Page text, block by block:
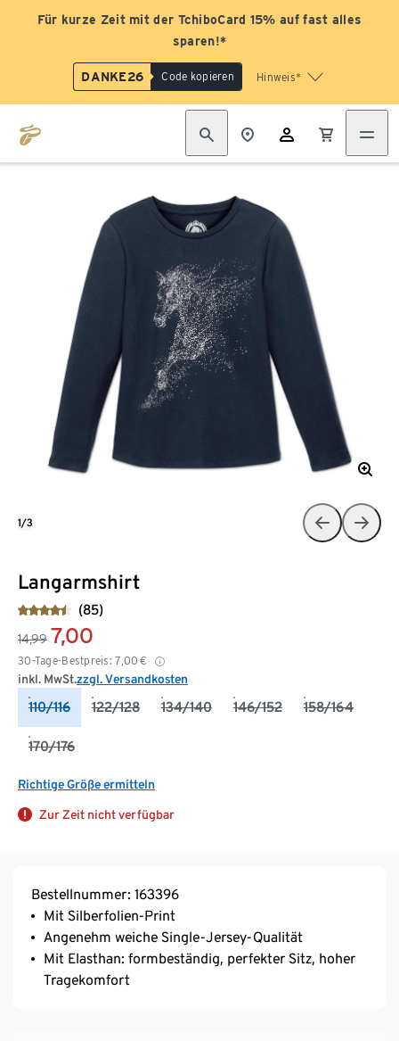
Für kurze Zeit mit der TchiboCard 15% auf fast alles
sparen!*
DANKE26 Code kopieren Hinweis*
Langarmshirt
(85)
14,99 7,00
30-Tage-Bestpreis: 7,00 €
inkl. MwSt.zzgl. Versandkosten
110/116 122/128 134/140 146/152 158/164
170/176
Richtige Größe ermitteln
Zur Zeit nicht verfügbar
1/3
Bestellnummer: 163396
Mit Silberfolien-Print
Angenehm weiche Single-Jersey-Qualität
Mit Elasthan: formbeständig, perfekter Sitz, hoher
Tragekomfort